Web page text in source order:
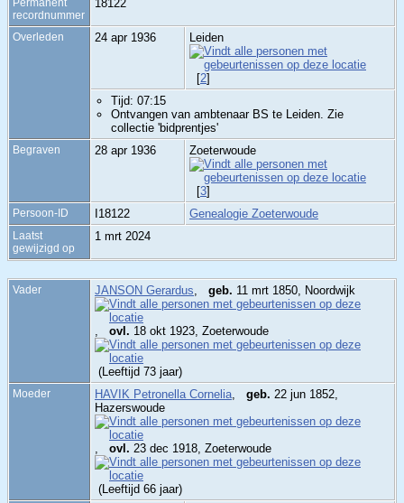
Permanent
recordnummer
18122
Overleden 24 apr 1936 Leiden
[2]
Tijd: 07:15
Ontvangen van ambtenaar BS te Leiden. Zie
collectie 'bidprentjes'
Begraven 28 apr 1936 Zoeterwoude
[3]
Persoon-ID I18122 Genealogie Zoeterwoude
Laatst
gewijzigd op
1 mrt 2024
Vader JANSON Gerardus geb. 11 mrt 1850, Noordwijk
ovl. 18 okt 1923, Zoeterwoude
(Leeftijd 73 jaar)
Moeder HAVIK Petronella Cornelia geb. 22 jun 1852,
Hazerswoude
ovl. 23 dec 1918, Zoeterwoude
(Leeftijd 66 jaar)